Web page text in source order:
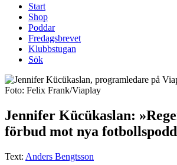
Start
Shop
Poddar
Fredagsbrevet
Klubbstugan
Sök
Foto: Felix Frank/Viaplay
Jennifer Kücükaslan:
förbud mot nya
Text: Anders Bengtsson